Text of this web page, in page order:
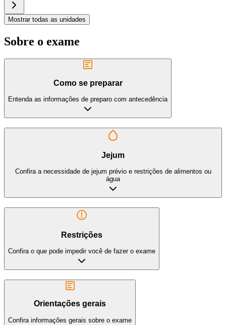
Mostrar todas as unidades
Sobre o exame
Como se preparar
Entenda as informações de preparo com antecedência
Jejum
Confira a necessidade de jejum prévio e restrições de alimentos ou
água
Restrições
Confira o que pode impedir você de fazer o exame
Orientações gerais
Confira informações gerais sobre o exame